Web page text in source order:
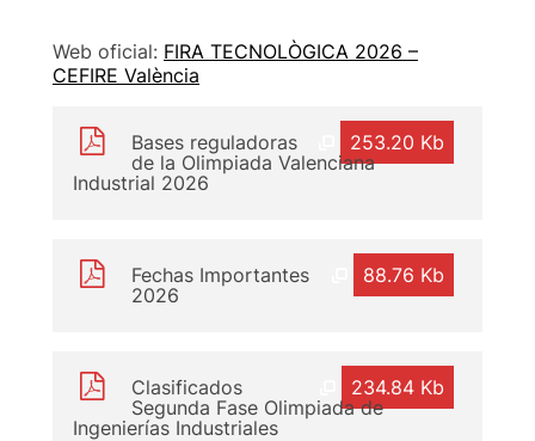
Web oficial: FIRA TECNOLÒGICA 2026 –
CEFIRE València
253.20 Kb
Bases reguladoras
de la Olimpiada Valenciana
Industrial 2026
88.76 Kb
Fechas Importantes
2026
234.84 Kb
Clasificados
Segunda Fase Olimpiada de
Ingenierías Industriales